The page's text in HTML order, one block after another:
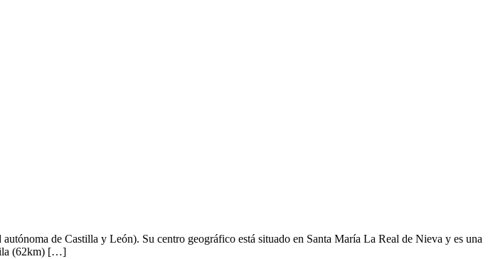
de Castilla y León). Su centro geográfico está situado en Santa María La Real de Nieva y es una
(62km) […]